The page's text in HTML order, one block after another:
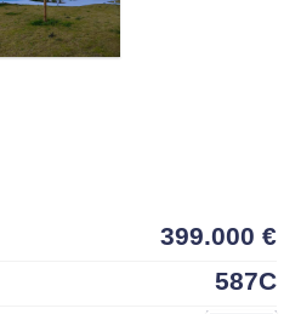
399.000 €
587C